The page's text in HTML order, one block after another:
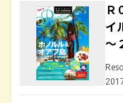
Ｒ
イ
～